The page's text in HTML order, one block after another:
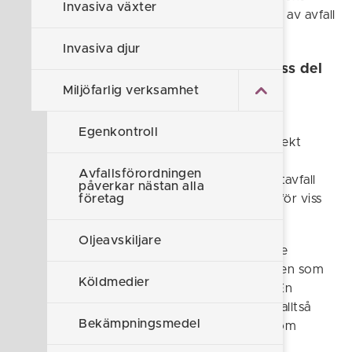
Invasiva växter
Invasiva djur
Miljöfarlig verksamhet
Egenkontroll
Avfallsförordningen
påverkar nästan alla
företag
Oljeavskiljare
Köldmedier
Bekämpningsmedel
föreskrifter och allmänna råd om mottagning av avfall
Möjlighet att ta ut direkt avgift för viss del
av avfallet
avfallsmottagningen genom att ta ut en indirekt
hamnavgift och gästhamnsavgift. För toalettavfall
finns det möjlighet att ta ut en direkt avgift för viss
Den som tar ut hamnavgift eller motsvarande
generell avgift ansvarar för att uppfylla kraven som
rör mottagningen av avfall från fritidsbåtar. En
fritidsbåtshamn som tar ut båtplatsavgift är alltså
skyldig att ha de mottagningsanordningar som